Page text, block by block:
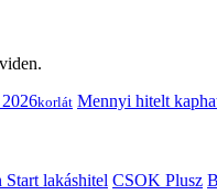
korlát Mennyi hitelt
Start lakáshitel CSOK Plusz